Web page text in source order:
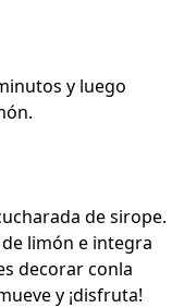
y luego
de sirope.
limón e integra
decorar conla
y ¡disfruta!